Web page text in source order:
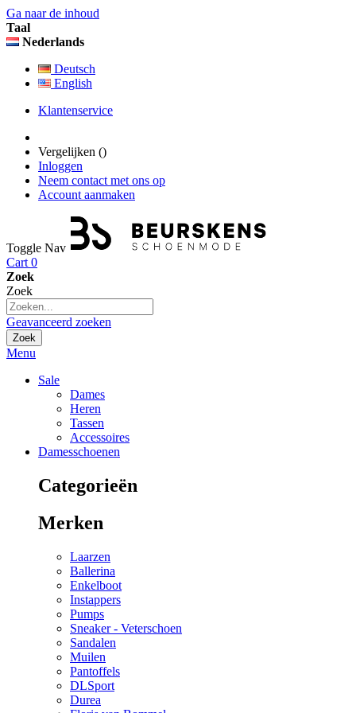
Ga naar de inhoud
Taal
Nederlands
Deutsch
English
Klantenservice
Vergelijken ()
Inloggen
Neem contact met ons op
Account aanmaken
Toggle Nav
Cart 0
Zoek
Zoek
Geavanceerd zoeken
Zoek
Menu
Sale
Dames
Heren
Tassen
Accessoires
Damesschoenen
Categorieën
Merken
Laarzen
Ballerina
Enkelboot
Instappers
Pumps
Sneaker - Veterschoen
Sandalen
Muilen
Pantoffels
DLSport
Durea